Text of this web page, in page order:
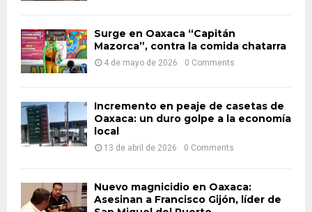
Surge en Oaxaca “Capitán
Mazorca”, contra la comida chatarra
4 de mayo de 2026 0 Comments
Incremento en peaje de casetas de
Oaxaca: un duro golpe a la economía
local
13 de abril de 2026 0 Comments
Nuevo magnicidio en Oaxaca:
Asesinan a Francisco Gijón, líder de